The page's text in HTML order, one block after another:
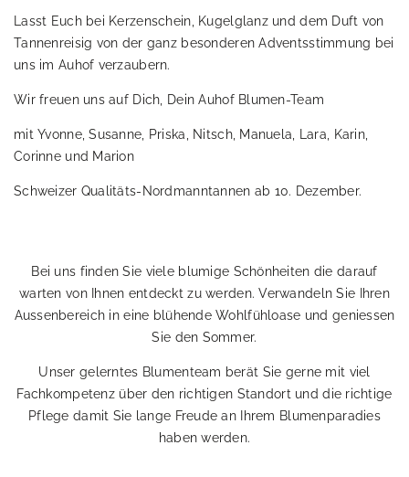
Lasst Euch bei Kerzenschein, Kugelglanz und dem Duft von
Tannenreisig von der ganz besonderen Adventsstimmung bei
uns im Auhof verzaubern.
Wir freuen uns auf Dich, Dein Auhof Blumen-Team
mit Yvonne, Susanne, Priska, Nitsch, Manuela, Lara, Karin,
Corinne und Marion
Schweizer Qualitäts-Nordmanntannen ab 10. Dezember.
Bei uns finden Sie viele blumige Schönheiten die darauf
warten von Ihnen entdeckt zu werden. Verwandeln Sie Ihren
Aussenbereich in eine blühende Wohlfühloase und geniessen
Sie den Sommer.
Unser gelerntes Blumenteam berät Sie gerne mit viel
Fachkompetenz über den richtigen Standort und die richtige
Pflege damit Sie lange Freude an Ihrem Blumenparadies
haben werden.